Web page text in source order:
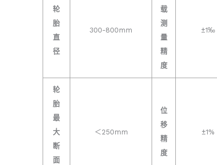
轮
胎
直
径
300-800mm
载
测
量
精
度
±1‰
轮
胎
最
大
断
面
＜250mm
位
移
精
度
±1%